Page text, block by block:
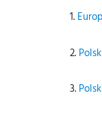
1.
2.
3.